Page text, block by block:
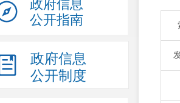
政府信息
公开指南
政府信息
公开制度